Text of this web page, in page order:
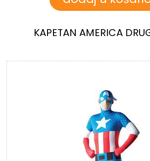
KAPETAN AMERICA